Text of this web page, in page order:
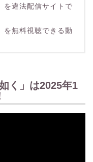
を違法配信サイトで
を無料視聴できる動
く」は2025年1